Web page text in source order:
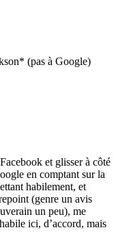
(pas à Google)
et glisser à côté
en comptant sur la
habilement, et
(genre un avis
un peu), me
ici, d’accord, mais